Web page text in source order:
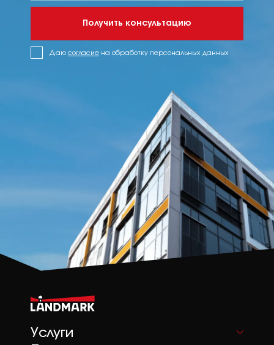
Получить консультацию
Даю согласие на обработку персональных данных
Услуги